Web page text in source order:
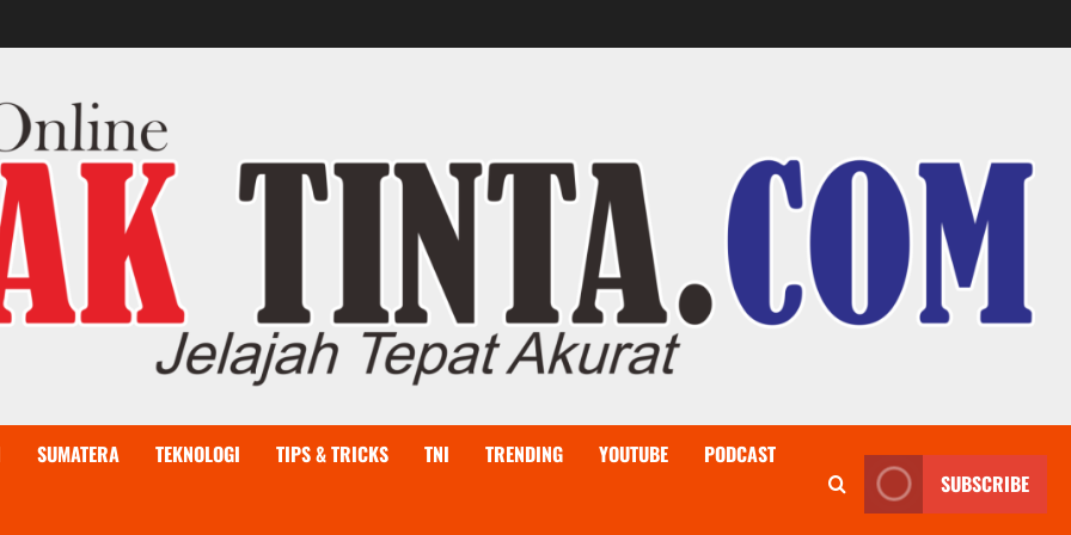
SUMATERA TEKNOLOGI TIPS & TRICKS TNI TRENDING YOUTUBE PODCAST
SUBSCRIBE